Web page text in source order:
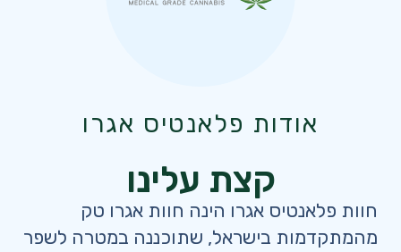
אודות פלאנטיס אגרו
קצת עלינו
חוות פלאנטיס אגרו הינה חוות אגרו טק
מהמתקדמות בישראל, שתוכננה במטרה לשפר